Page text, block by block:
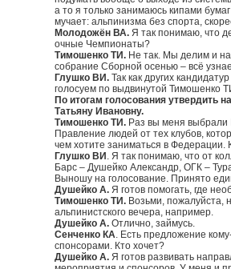
а то я только занимаюсь кипами
мучает: альпинизма без спорта,
Молодожён ВА. Я так понимаю, что
очные Чемпионаты?
Тимошенко ТИ. Не так. Мы делим и
собрание Сборной осенью – всё
Глушко ВИ. Так как других
голосуем по выдвинутой Тимошенко
По итогам голосования утвердить
Татьяну Ивановну.
Тимошенко ТИ. Раз вы меня выбрали
Правление людей от тех клубов,
чем хотите заниматься в Федерации.
Глушко ВИ . Я так понимаю, что от
Барс – Душейко Александр, ОГК –
Выношу на голосование. Принято
Душейко А. Я готов помогать, где
Тимошенко ТИ. Возьми, пожалуйста,
альпинистского вечера, например.
Душейко А. Отлично, займусь.
Сенченко КА. Есть предложение
спонсорами. Кто хочет?
Душейко А. Я готов развивать